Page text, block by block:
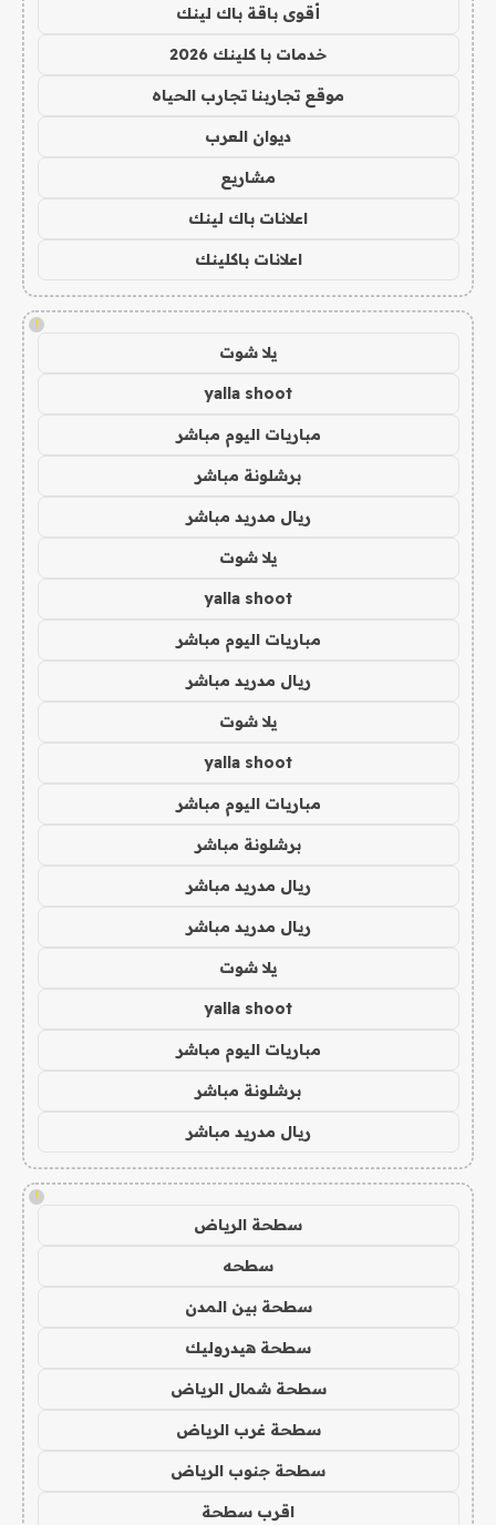
أقوى باقة باك لينك
خدمات با كلينك 2026
موقع تجاربنا تجارب الحياه
ديوان العرب
مشاريع
اعلانات باك لينك
اعلانات باكلينك
!
يلا شوت
yalla shoot
مباريات اليوم مباشر
برشلونة مباشر
ريال مدريد مباشر
يلا شوت
yalla shoot
مباريات اليوم مباشر
ريال مدريد مباشر
يلا شوت
yalla shoot
مباريات اليوم مباشر
برشلونة مباشر
ريال مدريد مباشر
ريال مدريد مباشر
يلا شوت
yalla shoot
مباريات اليوم مباشر
برشلونة مباشر
ريال مدريد مباشر
!
سطحة الرياض
سطحه
سطحة بين المدن
سطحة هيدروليك
سطحة شمال الرياض
سطحة غرب الرياض
سطحة جنوب الرياض
اقرب سطحة